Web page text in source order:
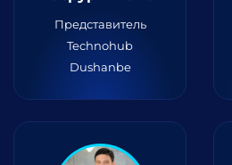
Представитель
Technohub
Dushanbe